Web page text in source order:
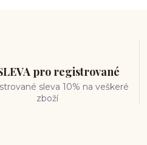
pro registrované
sleva 10% na veškeré
zboží